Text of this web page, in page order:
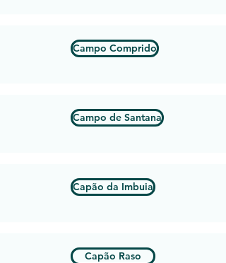
Campo Comprido
Campo de Santana
Capão da Imbuia
Capão Raso